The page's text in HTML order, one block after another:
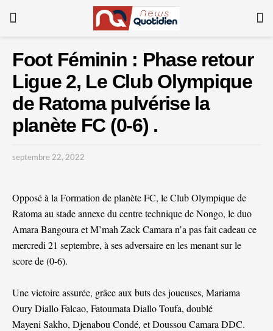
Foot Féminin : Phase retour
Ligue 2, Le Club Olympique
de Ratoma pulvérise la
planète FC (0-6) .
septembre 22, 2022
Opposé à la Formation de planète FC, le Club Olympique de
Ratoma au stade annexe du centre technique de Nongo, le duo
Amara Bangoura et M’mah Zack Camara n’a pas fait cadeau ce
mercredi 21 septembre, à ses adversaire en les menant sur le
score de (0-6).
Une victoire assurée, grâce aux buts des joueuses, Mariama
Oury Diallo Falcao, Fatoumata Diallo Toufa, doublé
Mayeni Sakho, Djenabou Condé, et Doussou Camara DDC.